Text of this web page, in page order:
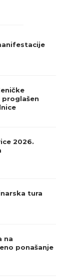
proglašen
2026.
tura
na
ponašanje